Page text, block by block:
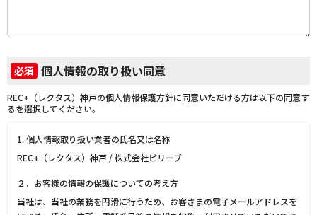
必須 個人情報の取り扱い同意
REC+（レクタス）神戸の個人情報保護方針に同意いただける方は以下の同意す
るを選択してください。
1. 個人情報取り扱い業者の氏名又は名称
REC+（レクタス）神戸 / 株式会社ビリーブ
２．お客様の情報の保護についての考え方
当社は、当社の業務を円滑に行うため、お客さまの電子メールアドレスを